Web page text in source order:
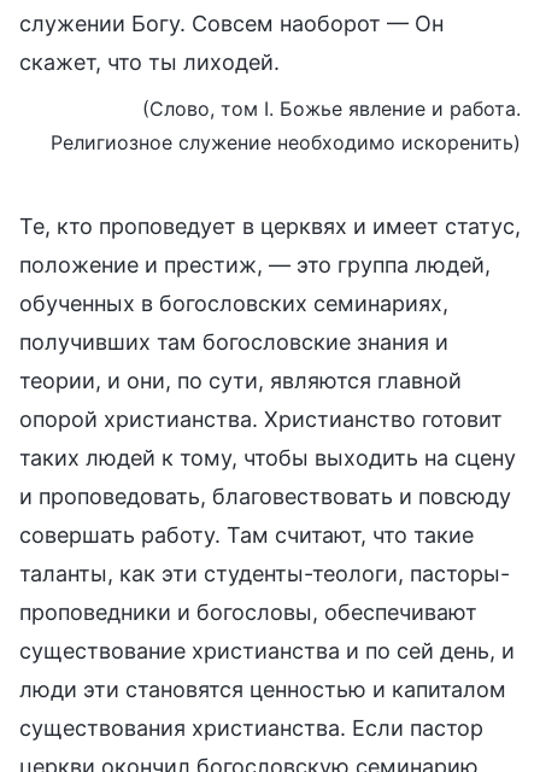
служении Богу. Совсем наоборот — Он
скажет, что ты лиходей.
(Слово, том I. Божье явление и работа.
Религиозное служение необходимо искоренить)
Те, кто проповедует в церквях и имеет статус,
положение и престиж, — это группа людей,
обученных в богословских семинариях,
получивших там богословские знания и
теории, и они, по сути, являются главной
опорой христианства. Христианство готовит
таких людей к тому, чтобы выходить на сцену
и проповедовать, благовествовать и повсюду
совершать работу. Там считают, что такие
таланты, как эти студенты-теологи, пасторы-
проповедники и богословы, обеспечивают
существование христианства и по сей день, и
люди эти становятся ценностью и капиталом
существования христианства. Если пастор
церкви окончил богословскую семинарию,